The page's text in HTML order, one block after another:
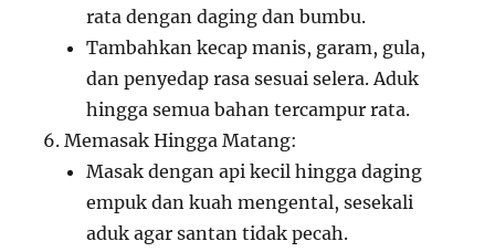
rata dengan daging dan bumbu.
Tambahkan kecap manis, garam, gula,
dan penyedap rasa sesuai selera. Aduk
hingga semua bahan tercampur rata.
Memasak Hingga Matang:
Masak dengan api kecil hingga daging
empuk dan kuah mengental, sesekali
aduk agar santan tidak pecah.